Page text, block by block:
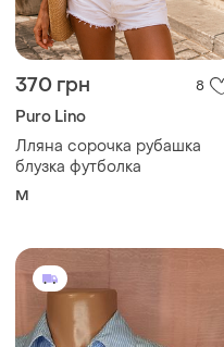
370 грн 8
Puro Lino
Лляна сорочка рубашка
блузка футболка
M